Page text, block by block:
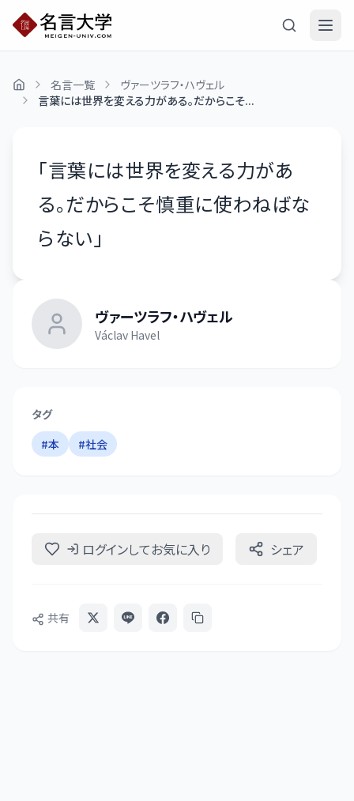
名言一覧
ヴァーツラフ・ハヴェル
言葉には世界を変える力がある。だからこそ...
「言葉には世界を変える力があ
る。だからこそ慎重に使わねばな
らない 」
ヴァーツラフ・ハヴェル
Václav Havel
タグ
#本 #社会
ログインしてお気に入り シェア
共有